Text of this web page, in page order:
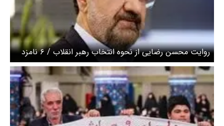
روایت محسن رضایی از نحوه انتخاب رهبر انقلاب / ۶ نامزد
برای رهبری وجود داشت